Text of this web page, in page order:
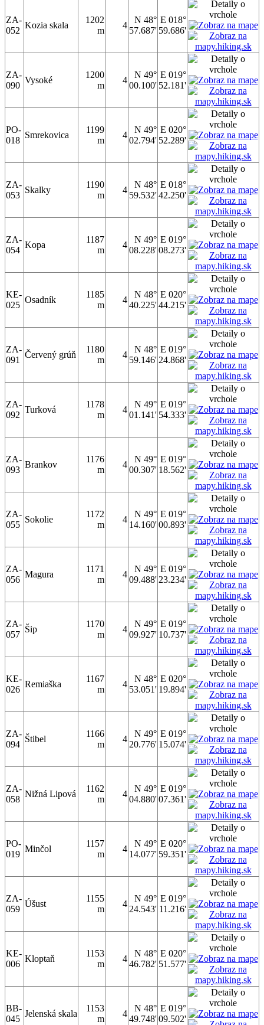
ZA-
052
Kozia skala
1202
m
4
N 48°
57.687'
E 018°
59.686'
ZA-
090
Vysoké
1200
m
4
N 49°
00.100'
E 019°
52.181'
PO-
018
Smrekovica
1199
m
4
N 49°
02.794'
E 020°
52.289'
ZA-
053
Skalky
1190
m
4
N 48°
59.532'
E 018°
42.250'
ZA-
054
Kopa
1187
m
4
N 49°
08.228'
E 019°
08.273'
KE-
025
Osadník
1185
m
4
N 48°
40.225'
E 020°
44.215'
ZA-
091
Červený grúň
1180
m
4
N 48°
59.146'
E 019°
24.868'
ZA-
092
Turková
1178
m
4
N 49°
01.141'
E 019°
54.333'
ZA-
093
Brankov
1176
m
4
N 49°
00.307'
E 019°
18.562'
ZA-
055
Sokolie
1172
m
4
N 49°
14.160'
E 019°
00.893'
ZA-
056
Magura
1171
m
4
N 49°
09.488'
E 019°
23.234'
ZA-
057
Šip
1170
m
4
N 49°
09.927'
E 019°
10.737'
KE-
026
Remiaška
1167
m
4
N 48°
53.051'
E 020°
19.894'
ZA-
094
Štibel
1166
m
4
N 49°
20.776'
E 019°
15.074'
ZA-
058
Nižná Lipová
1162
m
4
N 49°
04.880'
E 019°
07.361'
PO-
019
Minčol
1157
m
4
N 49°
14.077'
E 020°
59.351'
ZA-
059
Úšust
1155
m
4
N 49°
24.543'
E 019°
11.216'
KE-
006
Kloptaň
1153
m
4
N 48°
46.782'
E 020°
51.577'
BB-
045
Jelenská skala
1153
m
4
N 48°
49.748'
E 019°
09.502'